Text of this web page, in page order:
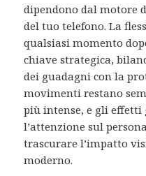
dipendono dal motore
del tuo telefono. La
qualsiasi momento
chiave strategica,
dei guadagni con la
movimenti restano
più intense, e gli
l’attenzione sul
trascurare l’impatto
moderno.